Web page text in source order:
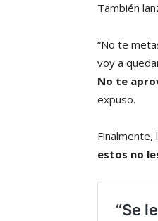
También
“No te
voy a
No te
expuso.
Finalmente,
estos no